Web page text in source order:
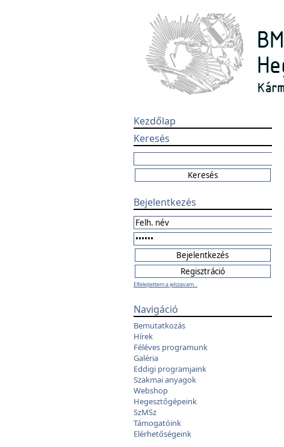
Kezdőlap
Keresés
Bejelentkezés
Elfelejtettem a jelszavam...
Navigáció
Bemutatkozás
Hírek
Féléves programunk
Galéria
Eddigi programjaink
Szakmai anyagok
Webshop
Hegesztőgépeink
SzMSz
Támogatóink
Elérhetőségeink